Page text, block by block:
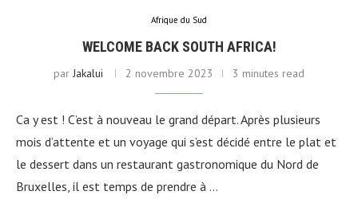
Afrique du Sud
WELCOME BACK SOUTH AFRICA!
par Jakalui 2 novembre 2023 3 minutes read
Ca y est ! C’est à nouveau le grand départ. Après plusieurs
mois d’attente et un voyage qui s’est décidé entre le plat et
le dessert dans un restaurant gastronomique du Nord de
Bruxelles, il est temps de prendre à …